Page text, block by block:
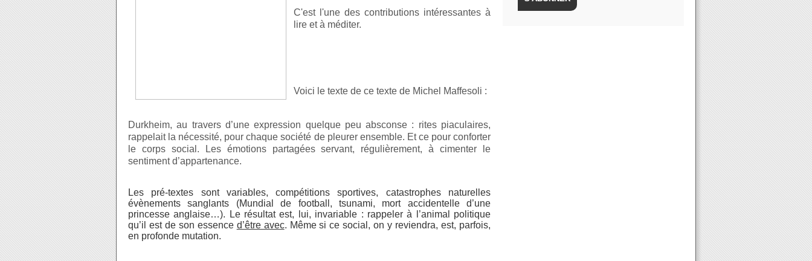
C'est l'une des contributions intéressantes à
lire et à méditer.
Voici le texte de ce texte de Michel Maffesoli :
Durkheim, au travers d’une expression quelque peu absconse : rites piaculaires,
rappelait la nécessité, pour chaque société de pleurer ensemble. Et ce pour conforter
le corps social. Les émotions partagées servant, régulièrement, à cimenter le
sentiment d’appartenance.
Les pré-textes sont variables, compétitions sportives, catastrophes naturelles
évènements sanglants (Mundial de football, tsunami, mort accidentelle d’une
princesse anglaise…). Le résultat est, lui, invariable : rappeler à l’animal politique
qu’il est de son essence d’être avec. Même si ce social, on y reviendra, est, parfois,
en profonde mutation.